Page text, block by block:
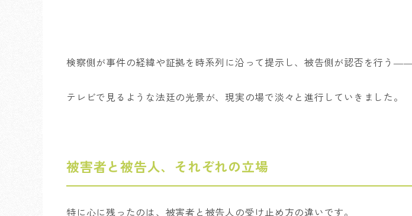
検察側が事件の経緯や証拠を時系列に沿って提示し、被告側が認否を行う
テレビで見るような法廷の光景が、現実の場で淡々と進行していきました。
被害者と被告人、それぞれの立場
特に心に残ったのは、被害者と被告人の受け止め方の違いです。